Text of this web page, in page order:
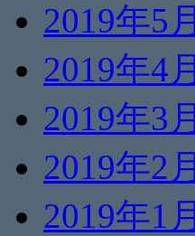
2019年5月
2019年4月
2019年3月
2019年2月
2019年1月